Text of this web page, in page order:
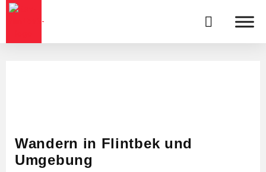
Wandern in Flintbek und
Umgebung